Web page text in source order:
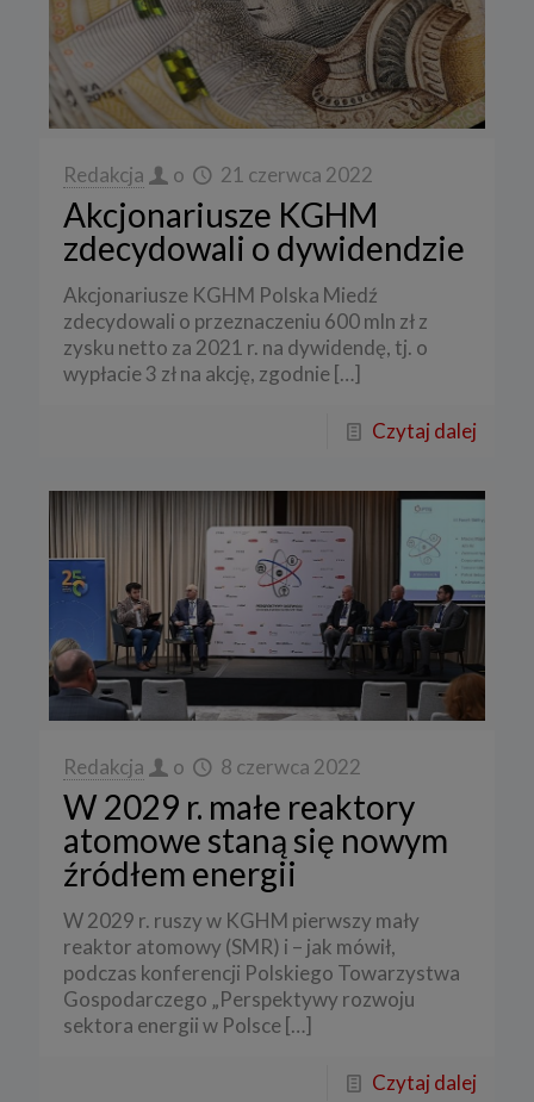
Redakcja o 21 czerwca 2022
Akcjonariusze KGHM
zdecydowali o dywidendzie
Akcjonariusze KGHM Polska Miedź
zdecydowali o przeznaczeniu 600 mln zł z
zysku netto za 2021 r. na dywidendę, tj. o
wypłacie 3 zł na akcję, zgodnie […]
Czytaj dalej
Redakcja o 8 czerwca 2022
W 2029 r. małe reaktory
atomowe staną się nowym
źródłem energii
W 2029 r. ruszy w KGHM pierwszy mały
reaktor atomowy (SMR) i – jak mówił,
podczas konferencji Polskiego Towarzystwa
Gospodarczego „Perspektywy rozwoju
sektora energii w Polsce […]
Czytaj dalej